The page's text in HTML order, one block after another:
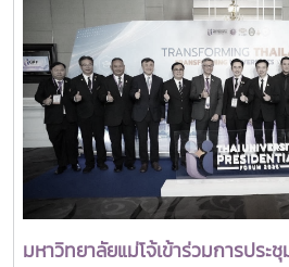
มหาวิทยาลัยแม่โจ้เข้าร่วมการปร